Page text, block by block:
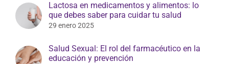
Lactosa en medicamentos y alimentos: lo
que debes saber para cuidar tu salud
29 enero 2025
Salud Sexual: El rol del farmacéutico en la
educación y prevención